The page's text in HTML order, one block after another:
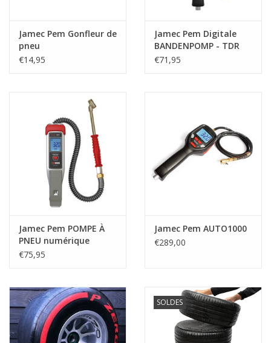
Jamec Pem Gonfleur de
pneu
€14,95
Jamec Pem Digitale
BANDENPOMP - TDR
4000
€71,95
Jamec Pem POMPE À
PNEU numérique
€75,95
Jamec Pem AUTO1000
€289,00
SOLDES